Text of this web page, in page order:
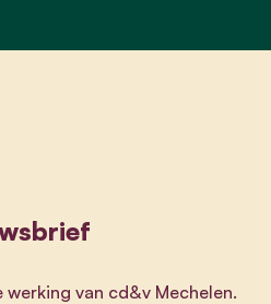
van cd&v Mechelen.